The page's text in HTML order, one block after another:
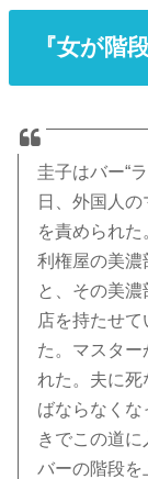
『女が階
圭子はバー“
日、外国人
を責められ
利権屋の美濃
と、その美
店を持たせ
た。マスタ
れた。夫に
ばならなくな
きでこの道に
バーの階段を